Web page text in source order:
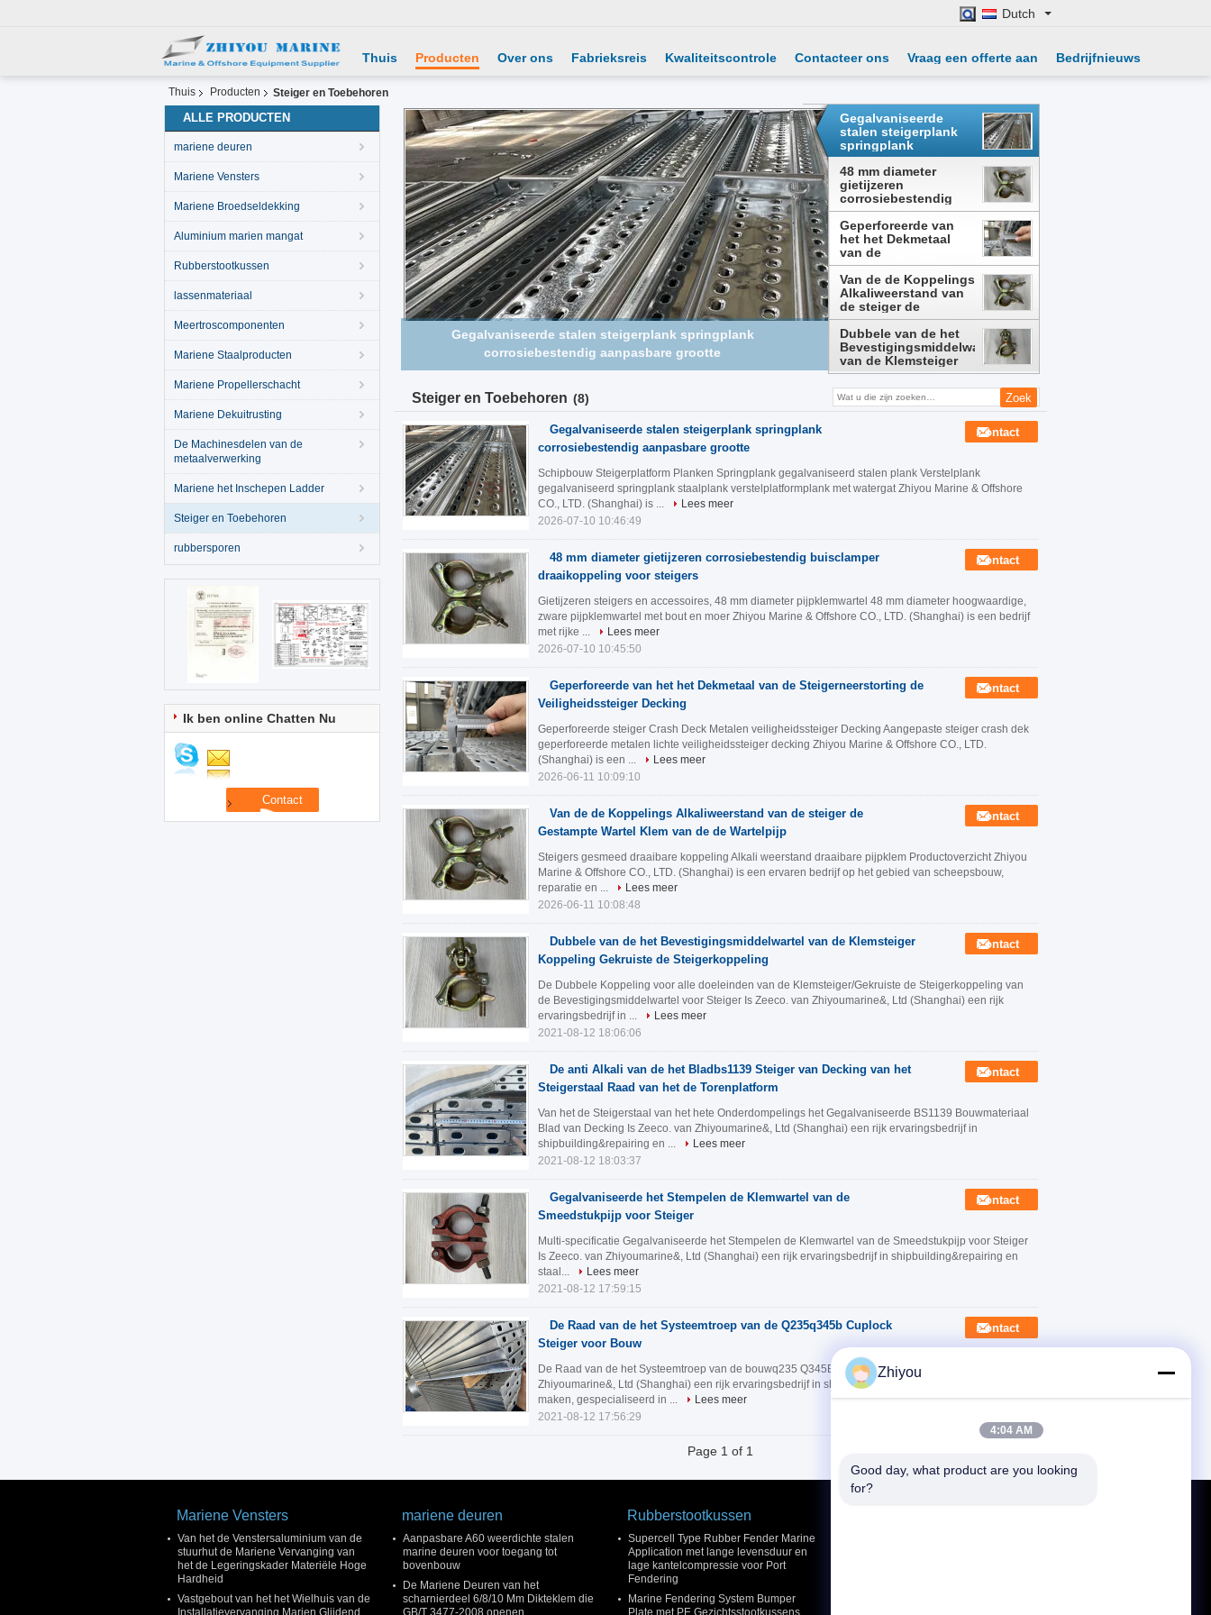
Dutch
Thuis Producten Over ons Fabrieksreis Kwaliteitscontrole Contacteer ons Vraag een offerte aan Bedrijfnieuws
Thuis Producten Steiger en Toebehoren
ALLE PRODUCTEN
mariene deuren
Mariene Vensters
Mariene Broedseldekking
Aluminium marien mangat
Rubberstootkussen
lassenmateriaal
Meertroscomponenten
Mariene Staalproducten
Mariene Propellerschacht
Mariene Dekuitrusting
De Machinesdelen van de
metaalverwerking
Mariene het Inschepen Ladder
Steiger en Toebehoren
rubbersporen
Ik ben online Chatten Nu
48 mm diameter gietijzeren corrosiebestendig buisclamper
draaikoppeling voor steigers
Gegalvaniseerde
stalen steigerplank
springplank
corrosiebestendig
aanpasbare grootte
48 mm diameter
gietijzeren
corrosiebestendig
buisclamper
draaikoppeling voor
steigers
Geperforeerde van
het het Dekmetaal
van de
Steigerneerstorting
de Veiligheidssteiger
Decking
Van de de Koppelings
Alkaliweerstand van
de steiger de
Gestampte Wartel
Klem van de de
Wartelpijp
Dubbele van de het
Bevestigingsmiddelwartel
van de Klemsteiger
Koppeling Gekruiste
de Steigerkoppeling
Steiger en Toebehoren (8)
Gegalvaniseerde stalen steigerplank springplank
corrosiebestendig aanpasbare grootte
Contact
Schipbouw Steigerplatform Planken Springplank gegalvaniseerd stalen plank Verstelplank
gegalvaniseerd springplank staalplank verstelplatformplank met watergat Zhiyou Marine & Offshore
CO., LTD. (Shanghai) is ...
Lees meer
2026-07-10 10:46:49
48 mm diameter gietijzeren corrosiebestendig buisclamper
draaikoppeling voor steigers
Contact
Gietijzeren steigers en accessoires, 48 ​​mm diameter pijpklemwartel 48 mm diameter hoogwaardige,
zware pijpklemwartel met bout en moer Zhiyou Marine & Offshore CO., LTD. (Shanghai) is een bedrijf
met rijke ...
Lees meer
2026-07-10 10:45:50
Geperforeerde van het het Dekmetaal van de Steigerneerstorting de
Veiligheidssteiger Decking
Contact
Geperforeerde steiger Crash Deck Metalen veiligheidssteiger Decking Aangepaste steiger crash dek
geperforeerde metalen lichte veiligheidssteiger decking Zhiyou Marine & Offshore CO., LTD.
(Shanghai) is een ...
Lees meer
2026-06-11 10:09:10
Van de de Koppelings Alkaliweerstand van de steiger de
Gestampte Wartel Klem van de de Wartelpijp
Contact
Steigers gesmeed draaibare koppeling Alkali weerstand draaibare pijpklem Productoverzicht Zhiyou
Marine & Offshore CO., LTD. (Shanghai) is een ervaren bedrijf op het gebied van scheepsbouw,
reparatie en ...
Lees meer
2026-06-11 10:08:48
Dubbele van de het Bevestigingsmiddelwartel van de Klemsteiger
Koppeling Gekruiste de Steigerkoppeling
Contact
De Dubbele Koppeling voor alle doeleinden van de Klemsteiger/Gekruiste de Steigerkoppeling van
de Bevestigingsmiddelwartel voor Steiger Is Zeeco. van Zhiyoumarine&, Ltd (Shanghai) een rijk
ervaringsbedrijf in ...
Lees meer
2021-08-12 18:06:06
De anti Alkali van de het Bladbs1139 Steiger van Decking van het
Steigerstaal Raad van het de Torenplatform
Contact
Van het de Steigerstaal van het hete Onderdompelings het Gegalvaniseerde BS1139 Bouwmateriaal
Blad van Decking Is Zeeco. van Zhiyoumarine&, Ltd (Shanghai) een rijk ervaringsbedrijf in
shipbuilding&repairing en ...
Lees meer
2021-08-12 18:03:37
Gegalvaniseerde het Stempelen de Klemwartel van de
Smeedstukpijp voor Steiger
Contact
Multi-specificatie Gegalvaniseerde het Stempelen de Klemwartel van de Smeedstukpijp voor Steiger
Is Zeeco. van Zhiyoumarine&, Ltd (Shanghai) een rijk ervaringsbedrijf in shipbuilding&repairing en
staal...
Lees meer
2021-08-12 17:59:15
De Raad van de het Systeemtroep van de Q235q345b Cuplock
Steiger voor Bouw
Contact
De Raad van de het Systeemtroep van de bouwq235 Q345B Cuplock Steiger Is Zeeco. van
Zhiyoumarine&, Ltd (Shanghai) een rijk ervaringsbedrijf in shipbuilding&repairing en staal-structuur
maken, gespecialiseerd in ...
Lees meer
2021-08-12 17:56:29
Page 1 of 1
Mariene Vensters
Van het de Venstersaluminium van de
stuurhut de Mariene Vervanging van
het de Legeringskader Materiële Hoge
Hardheid
Vastgebout van het het Wielhuis van de
Installatievervanging Marien Glijdend
mariene deuren
Aanpasbare A60 weerdichte stalen
marine deuren voor toegang tot
bovenbouw
De Mariene Deuren van het
scharnierdeel 6/8/10 Mm Dikteklem die
GB/T 3477-2008 openen
Rubberstootkussen
Supercell Type Rubber Fender Marine
Application met lange levensduur en
lage kantelcompressie voor Port
Fendering
Marine Fendering System Bumper
Plate met PE Gezichtsstootkussens,
Zhiyou
4:04 AM
Good day, what product are you looking
for?